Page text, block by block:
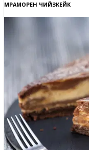
МРАМОРЕН ЧИЙЗКЕЙК